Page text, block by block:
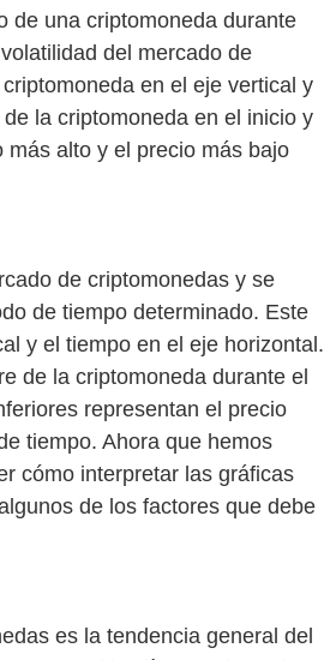
de una criptomoneda durante
del mercado de
en el eje vertical y
la criptomoneda en el inicio y
alto y el precio más bajo
de criptomonedas y se
de tiempo determinado. Este
y el tiempo en el eje horizontal.
de la criptomoneda durante el
representan el precio
tiempo. Ahora que hemos
cómo interpretar las gráficas
de los factores que debe
es la tendencia general del